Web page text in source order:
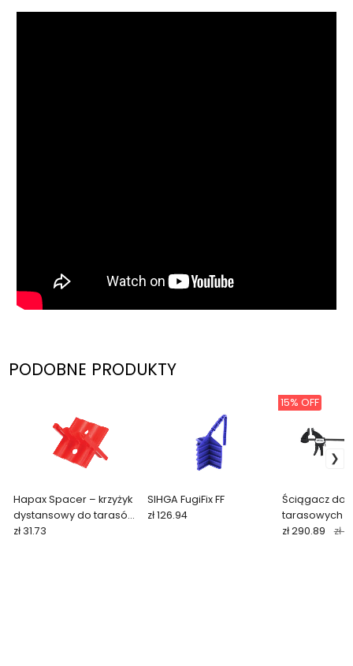
PODOBNE PRODUKTY
Hapax Spacer – krzyżyk
dystansowy do tarasów
drewnianych (3 szt.)
zł 31.73
SIHGA FugiFix FF
zł 126.94
Ściągacz do
tarasowych
15% OFF
zł 290.89 zł